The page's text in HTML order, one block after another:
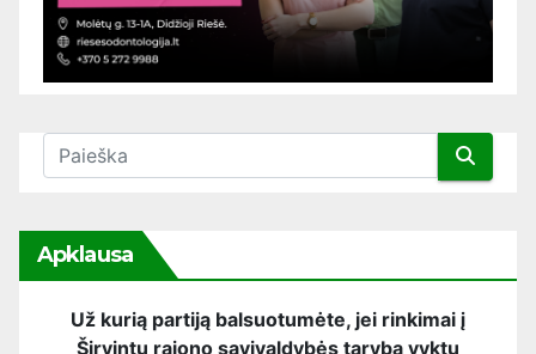
Apklausa
Už kurią partiją balsuotumėte, jei rinkimai į
Širvintų rajono savivaldybės tarybą vyktų